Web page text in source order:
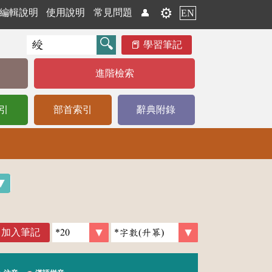
編輯說明 使用說明 常見問題 👤 ⚙️ EN
學習筆記
進階檢索
部首索引 辭典附錄
加入筆記